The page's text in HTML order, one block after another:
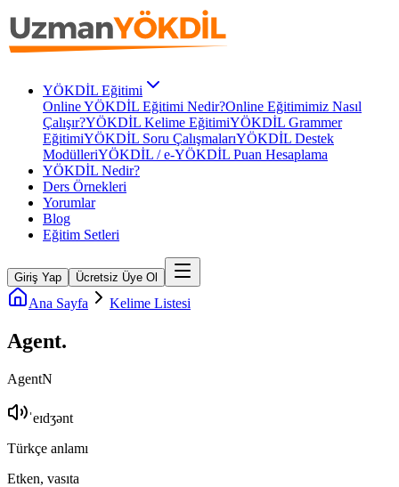
YÖKDİL Eğitimi
Online YÖKDİL Eğitimi Nedir?Online Eğitimimiz Nasıl
Çalışır?YÖKDİL Kelime EğitimiYÖKDİL Grammer
EğitimiYÖKDİL Soru ÇalışmalarıYÖKDİL Destek
ModülleriYÖKDİL / e-YÖKDİL Puan Hesaplama
YÖKDİL Nedir?
Ders Örnekleri
Yorumlar
Blog
Eğitim Setleri
Giriş Yap Ücretsiz Üye Ol
Ana Sayfa Kelime Listesi
Agent.
AgentN
ˈeɪdʒənt
Türkçe anlamı
Etken, vasıta